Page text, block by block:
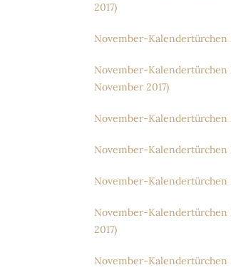
2017)
November-Kalendertürchen
November-Kalendertürchen
November 2017)
November-Kalendertürchen
November-Kalendertürchen
November-
November-Kalendertürchen
2017)
November-Kalendertürchen